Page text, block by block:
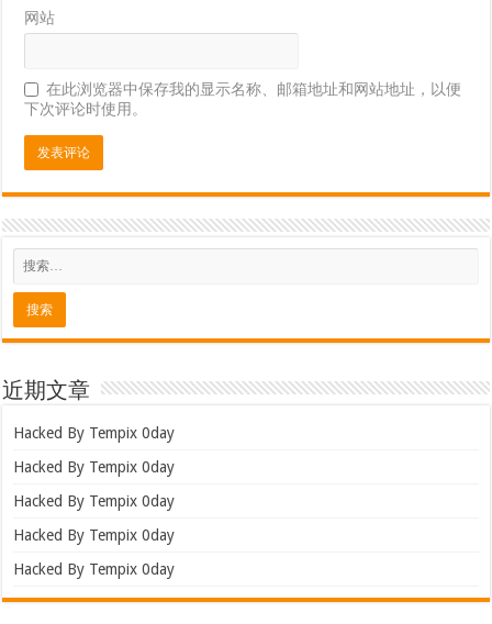
网站
在此浏览器中保存我的显示名称、邮箱地址和网站地址，以便
下次评论时使用。
近期文章
Hacked By Tempix 0day
Hacked By Tempix 0day
Hacked By Tempix 0day
Hacked By Tempix 0day
Hacked By Tempix 0day